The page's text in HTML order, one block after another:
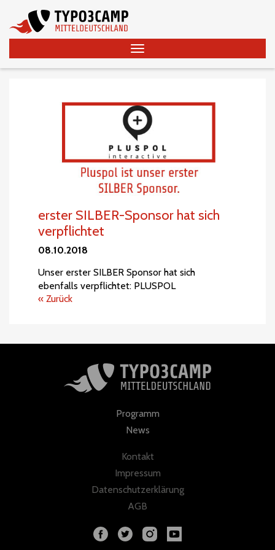
erster SILBER-Sponsor hat sich
verpflichtet
08.10.2018
Unser erster SILBER Sponsor hat sich
ebenfalls verpflichtet: PLUSPOL
« Zurück
Programm
News
Kontakt
Impressum
Datenschutzerklärung
AGB